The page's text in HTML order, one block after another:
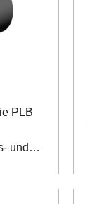
PLB
und